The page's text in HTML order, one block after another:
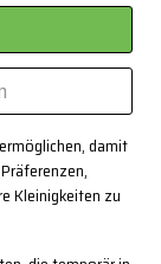
damit
Kleinigkeiten zu